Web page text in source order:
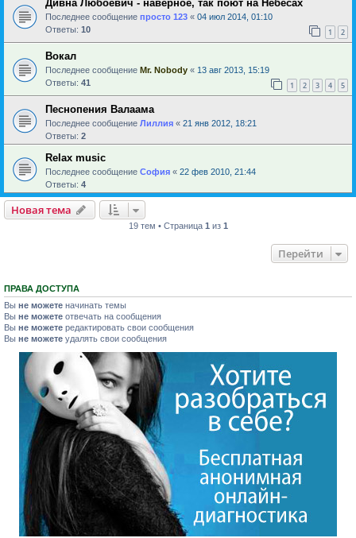
Дивна Любоевич - наверное, так поют на Небесах
Последнее сообщение просто 123 « 04 июл 2014, 01:10
Ответы: 10 1 2
Вокал
Последнее сообщение Mr. Nobody « 13 авг 2013, 15:19
Ответы: 41 1 2 3 4 5
Песнопения Валаама
Последнее сообщение Лиллия « 21 янв 2012, 18:21
Ответы: 2
Relax music
Последнее сообщение София « 22 фев 2010, 21:44
Ответы: 4
Новая тема
19 тем • Страница 1 из 1
Перейти
ПРАВА ДОСТУПА
Вы не можете начинать темы
Вы не можете отвечать на сообщения
Вы не можете редактировать свои сообщения
Вы не можете удалять свои сообщения